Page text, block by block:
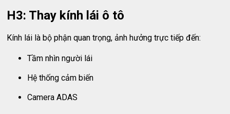
H3: Thay kính lái ô tô
Kính lái là bộ phận quan trọng, ảnh hưởng trực tiếp đến:
Tầm nhìn người lái
Hệ thống cảm biến
Camera ADAS